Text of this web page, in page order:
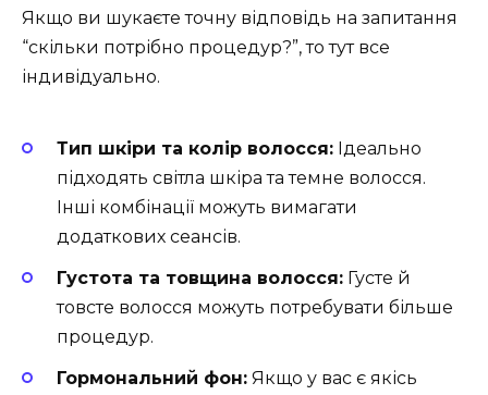
Якщо ви шукаєте точну відповідь на запитання
“скільки потрібно процедур?”, то тут все
індивідуально.
Тип шкіри та колір волосся: Ідеально
підходять світла шкіра та темне волосся.
Інші комбінації можуть вимагати
додаткових сеансів.
Густота та товщина волосся: Густе й
товсте волосся можуть потребувати більше
процедур.
Гормональний фон: Якщо у вас є якісь